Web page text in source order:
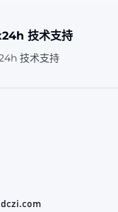
技术支持
技术支持